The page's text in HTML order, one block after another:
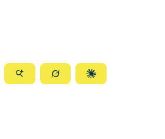
SummarizeSummarizeSummarize